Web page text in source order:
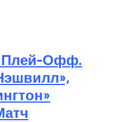
Плей-Офф.